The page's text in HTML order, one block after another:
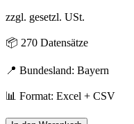
zzgl. gesetzl. USt.
📦 270 Datensätze
📍 Bundesland: Bayern
📊 Format: Excel + CSV